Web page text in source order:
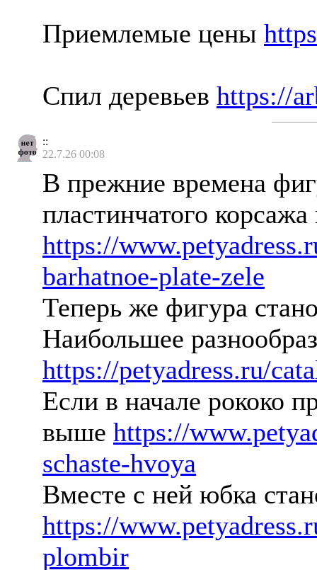
Приемлемые цены
Спил деревьев https://
::
22.7.26 00:08
В прежние времена
пластинчатого
https://
barhatnoe-plate-zele
Теперь же фигура
Наибольшее
https://petyadress.ru/
Если в начале рококо
выше https://
schaste-hvoya
Вместе с ней юбка
https://
plombir